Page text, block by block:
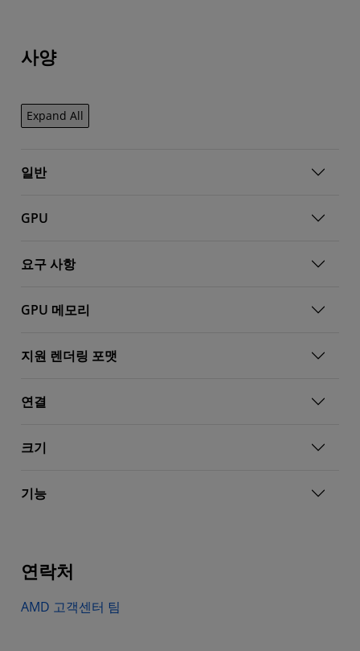
사양
Expand All
일반
GPU
요구 사항
GPU 메모리
지원 렌더링 포맷
연결
크기
기능
연락처
AMD 고객센터 팀